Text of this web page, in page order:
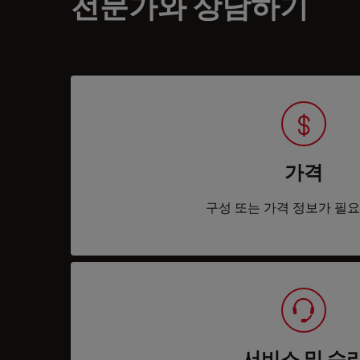
가격
구성 또는 가격 정보가 필